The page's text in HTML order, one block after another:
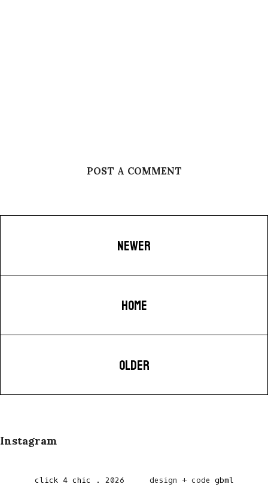
POST A COMMENT
NEWER
HOME
OLDER
Instagram
click 4 chic . 2026 design + code gbml